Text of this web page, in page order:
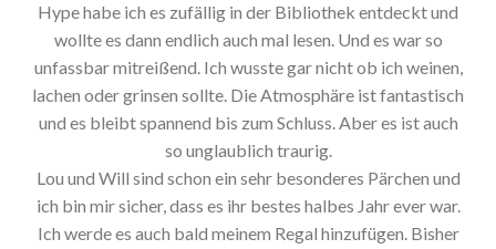
Hype habe ich es zufällig in der Bibliothek entdeckt und
wollte es dann endlich auch mal lesen. Und es war so
unfassbar mitreißend. Ich wusste gar nicht ob ich weinen,
lachen oder grinsen sollte. Die Atmosphäre ist fantastisch
und es bleibt spannend bis zum Schluss. Aber es ist auch
so unglaublich traurig.
Lou und Will sind schon ein sehr besonderes Pärchen und
ich bin mir sicher, dass es ihr bestes halbes Jahr ever war.
Ich werde es auch bald meinem Regal hinzufügen. Bisher